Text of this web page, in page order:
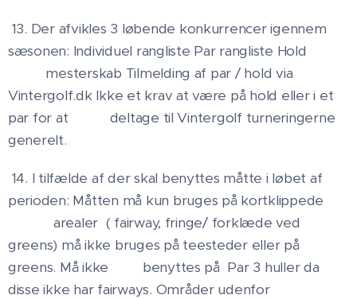
13. Der afvikles 3 løbende konkurrencer igennem
sæsonen: Individuel rangliste Par rangliste Hold
mesterskab Tilmelding af par / hold via
Vintergolf.dk Ikke et krav at være på hold eller i et
par for at deltage til Vintergolf turneringerne
generelt.
14. I tilfælde af der skal benyttes måtte i løbet af
perioden: Måtten må kun bruges på kortklippede
arealer ( fairway, fringe/ forklæde ved
greens) må ikke bruges på teesteder eller på
greens. Må ikke benyttes på Par 3 huller da
disse ikke har fairways. Områder udenfor